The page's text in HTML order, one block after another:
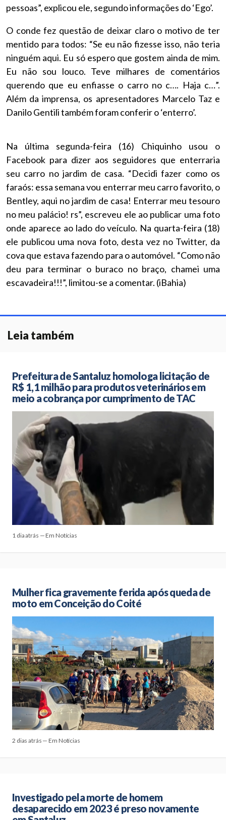
pessoas”, explicou ele, segundo informações do ‘Ego’.
O conde fez questão de deixar claro o motivo de ter
mentido para todos: “Se eu não fizesse isso, não teria
ninguém aqui. Eu só espero que gostem ainda de mim.
Eu não sou louco. Teve milhares de comentários
querendo que eu enfiasse o carro no c…. Haja c…”.
Além da imprensa, os apresentadores Marcelo Taz e
Danilo Gentili também foram conferir o ‘enterro’.
Na última segunda-feira (16) Chiquinho usou o
Facebook para dizer aos seguidores que enterraria
seu carro no jardim de casa. “Decidi fazer como os
faraós: essa semana vou enterrar meu carro favorito, o
Bentley, aqui no jardim de casa! Enterrar meu tesouro
no meu palácio! rs”, escreveu ele ao publicar uma foto
onde aparece ao lado do veículo. Na quarta-feira (18)
ele publicou uma nova foto, desta vez no Twitter, da
cova que estava fazendo para o automóvel. “Como não
deu para terminar o buraco no braço, chamei uma
escavadeira!!!”, limitou-se a comentar. (iBahia)
Leia também
Prefeitura de Santaluz homologa licitação de
R$ 1,1 milhão para produtos veterinários em
meio a cobrança por cumprimento de TAC
1 dia atrás — Em Notícias
Mulher fica gravemente ferida após queda de
moto em Conceição do Coité
2 dias atrás — Em Notícias
Investigado pela morte de homem
desaparecido em 2023 é preso novamente